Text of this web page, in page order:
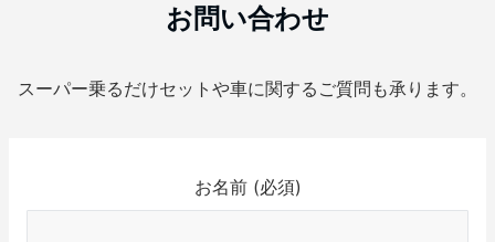
お問い合わせ
スーパー乗るだけセットや車に関するご質問も承ります。
お名前 (必須)